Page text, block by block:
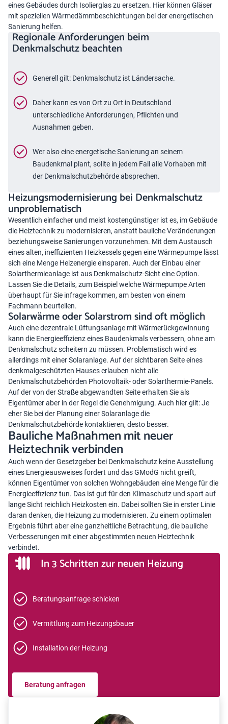
eines Gebäudes durch Isolierglas zu ersetzen. Hier können Gläser
mit speziellen Wärmedämmbeschichtungen bei der energetischen
Sanierung helfen.
Regionale Anforderungen beim
Denkmalschutz beachten
Generell gilt: Denkmalschutz ist Ländersache.
Daher kann es von Ort zu Ort in Deutschland
unterschiedliche Anforderungen, Pflichten und
Ausnahmen geben.
Wer also eine energetische Sanierung an seinem
Baudenkmal plant, sollte in jedem Fall alle Vorhaben mit
der Denkmalschutzbehörde absprechen.
Heizungsmodernisierung bei Denkmalschutz
unproblematisch
Wesentlich einfacher und meist kostengünstiger ist es, im Gebäude
die Heiztechnik zu modernisieren, anstatt bauliche Veränderungen
beziehungsweise Sanierungen vorzunehmen. Mit dem Austausch
eines alten, ineffizienten Heizkessels gegen eine Wärmepumpe lässt
sich eine Menge Heizenergie einsparen. Auch der Einbau einer
Solarthermieanlage ist aus Denkmalschutz-Sicht eine Option.
Lassen Sie die Details, zum Beispiel welcheWärmepumpe Arten
überhaupt für Sie infrage kommen, am besten von einem
Fachmann beurteilen.
Solarwärme oder Solarstrom sind oft möglich
Auch eine dezentrale Lüftungsanlage mit Wärmerückgewinnung
kann die Energieeffizienz eines Baudenkmals verbessern, ohne am
Denkmalschutz scheitern zu müssen. Problematisch wird es
allerdings mit einer Solaranlage. Auf der sichtbaren Seite eines
denkmalgeschützten Hauses erlauben nicht alle
Denkmalschutzbehörden Photovoltaik- oder Solarthermie-Panels.
Auf der von der Straße abgewandten Seite erhalten Sie als
Eigentümer aber in der Regel die Genehmigung. Auch hier gilt: Je
eher Sie bei der Planung einer Solaranlage die
Denkmalschutzbehörde kontaktieren, desto besser.
Bauliche Maßnahmen mit neuer
Heiztechnik verbinden
Auch wenn der Gesetzgeber bei Denkmalschutz keine Ausstellung
eines Energieausweises fordert und das GModG nicht greift,
können Eigentümer von solchen Wohngebäuden eine Menge für die
Energieeffizienz tun. Das ist gut für den Klimaschutz und spart auf
lange Sicht reichlich Heizkosten ein. Dabei sollten Sie in erster Linie
daran denken, die Heizung zu modernisieren. Zu einem optimalen
Ergebnis führt aber eine ganzheitliche Betrachtung, die bauliche
Verbesserungen mit einer abgestimmten neuen Heiztechnik
verbindet.
In 3 Schritten zur neuen Heizung
Beratungsanfrage schicken
Vermittlung zum Heizungsbauer
Installation der Heizung
Beratung anfragen